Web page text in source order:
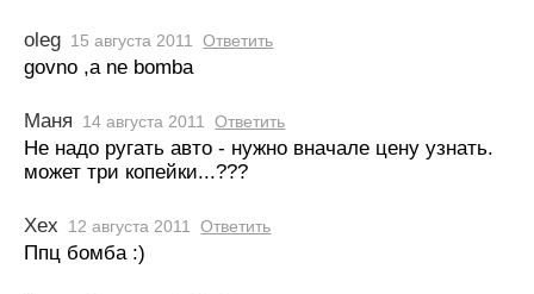
oleg 15 августа 2011 Ответить
govno ,a ne bomba
Маня 14 августа 2011 Ответить
Не надо ругать авто - нужно вначале цену узнать.
может три копейки...???
Хех 12 августа 2011 Ответить
Ппц бомба :)